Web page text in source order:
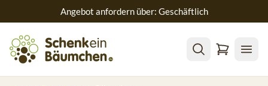
Angebot anfordern über: Geschäftlich